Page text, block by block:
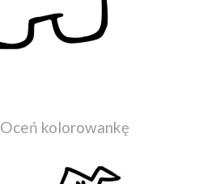
Oceń kolorowankę